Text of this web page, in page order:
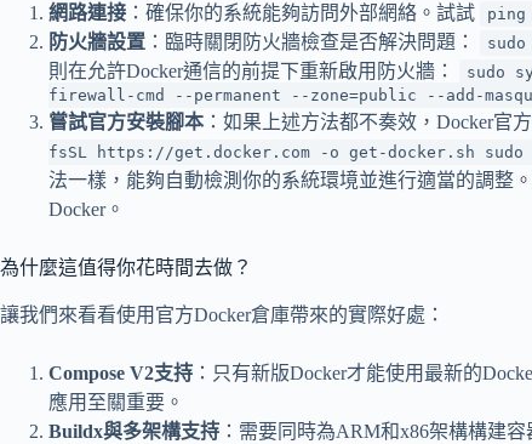
網路連接 ：確保你的系統能夠訪問外部網絡。試試 ping
防火牆設置 ：臨時關閉防火牆檢查是否解決問題：
則在允許Docker通信的前提下重新啟用防火牆：
sudo
firewall-cmd --permanent --zone=public --add-
嘗試官方安裝腳本 ：如果上述方法都不奏效，Docker官
fsSL https://get.docker.com -o get-docker.sh sudo
法一樣，能夠自動檢測你的系統環境並進行適當的調整
Docker。
為什麼這值得你花時間去做？
讓我們來看看使用官方Docker倉庫帶來的實際好處：
Compose V2支持 ：只有新版Docker才能使用最新的
應用至關重要。
Buildx與多架構支持 ：需要同時為ARM和x86架構構建